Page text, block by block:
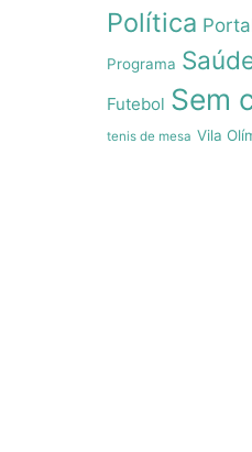
Política
Programa
Futebol Sem
tenis de mesa Vila